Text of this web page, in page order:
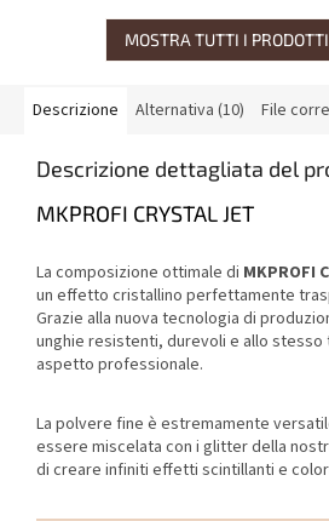
MOSTRA TUTTI I
Descrizione Alternativa (10) File
Descrizione dettagliata del
MKPROFI CRYSTAL JET
La composizione ottimale di MKPROFI
un effetto cristallino perfettamente
Grazie alla nuova tecnologia di
unghie resistenti, durevoli e allo stesso
aspetto professionale.
La polvere fine è estremamente
essere miscelata con i glitter della
di creare infiniti effetti scintillanti e